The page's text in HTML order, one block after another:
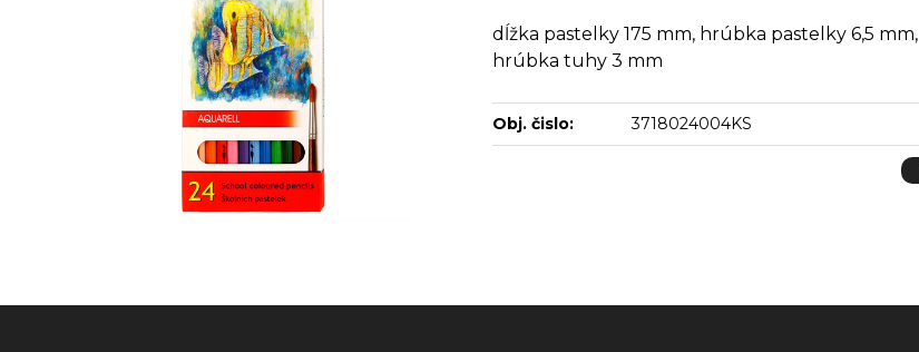
dĺžka pastelky 175 mm, hrúbka pastelky 6,5 mm,
hrúbka tuhy 3 mm
Obj. čislo: 3718024004KS